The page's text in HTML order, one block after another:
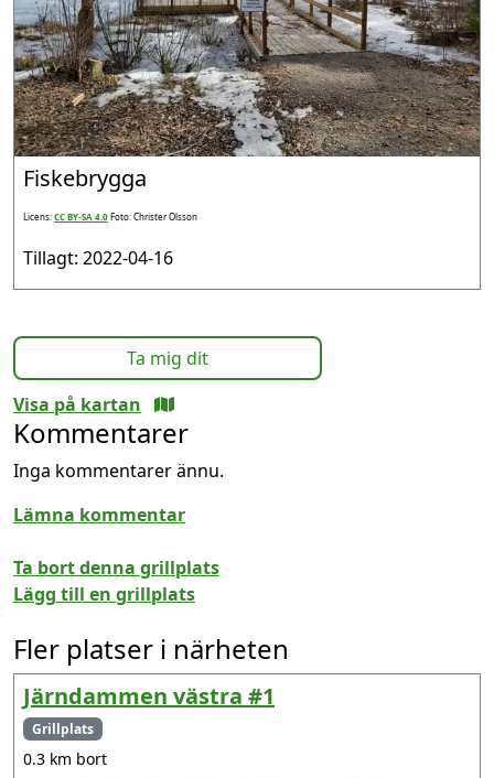
Fiskebrygga
Licens:CC BY-SA 4.0Foto: Christer Olsson
Tillagt: 2022-04-16
Ta mig dit
Visa på kartan
Kommentarer
Inga kommentarer ännu.
Lämna kommentar
Ta bort denna grillplats
Lägg till en grillplats
Fler platser i närheten
Järndammen västra #1
Grillplats
0.3 km bort